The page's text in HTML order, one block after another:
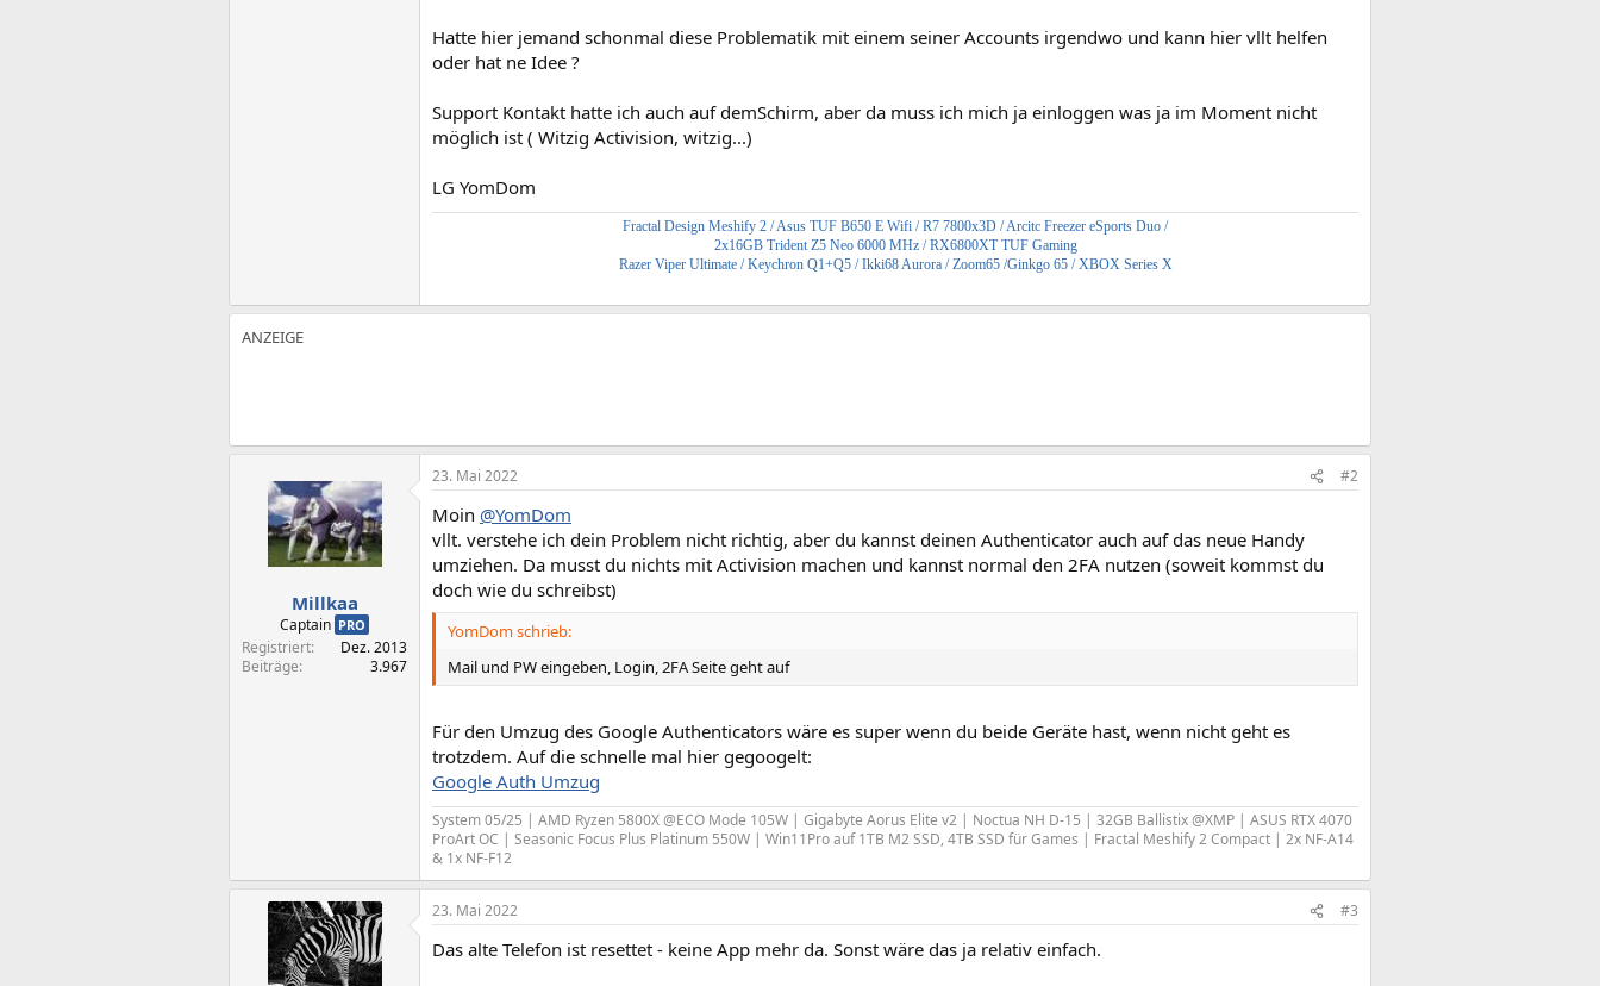
Hatte hier jemand schonmal diese Problematik mit einem seiner Accounts irgendwo und kann hier vllt helfen
oder hat ne Idee ?
Support Kontakt hatte ich auch auf demSchirm, aber da muss ich mich ja einloggen was ja im Moment nicht
möglich ist ( Witzig Activision, witzig...)
LG YomDom
Fractal Design Meshify 2 / Asus TUF B650 E Wifi / R7 7800x3D / Arcitc Freezer eSports Duo /
2x16GB Trident Z5 Neo 6000 MHz / RX6800XT TUF Gaming
Razer Viper Ultimate / Keychron Q1+Q5 / Ikki68 Aurora / Zoom65 /Ginkgo 65 / XBOX Series X
Millkaa
Captain PRO
Registriert
Dez. 2013
Beiträge
3.967
23. Mai 2022 #2
Moin @YomDom
vllt. verstehe ich dein Problem nicht richtig, aber du kannst deinen Authenticator auch auf das neue Handy
umziehen. Da musst du nichts mit Activision machen und kannst normal den 2FA nutzen (soweit kommst du
doch wie du schreibst)
YomDom schrieb:
Mail und PW eingeben, Login, 2FA Seite geht auf
Für den Umzug des Google Authenticators wäre es super wenn du beide Geräte hast, wenn nicht geht es
trotzdem. Auf die schnelle mal hier gegoogelt:
Google Auth Umzug
System 05/25 | AMD Ryzen 5800X @ECO Mode 105W | Gigabyte Aorus Elite v2 | Noctua NH D-15 | 32GB Ballistix @XMP | ASUS RTX 4070
ProArt OC | Seasonic Focus Plus Platinum 550W | Win11Pro auf 1TB M2 SSD, 4TB SSD für Games | Fractal Meshify 2 Compact | 2x NF-A14
& 1x NF-F12
23. Mai 2022 #3
Das alte Telefon ist resettet - keine App mehr da. Sonst wäre das ja relativ einfach.